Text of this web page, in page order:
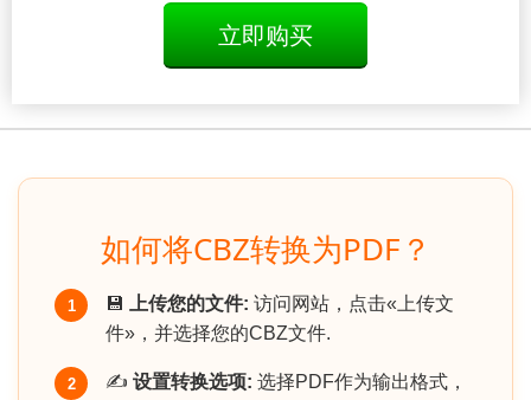
立即购买
如何将CBZ转换为PDF？
1 💾 上传您的文件: 访问网站，点击«上传文
件»，并选择您的CBZ文件.
2 ✍️ 设置转换选项: 选择PDF作为输出格式，